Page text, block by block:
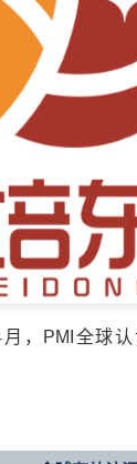
，PMI全球